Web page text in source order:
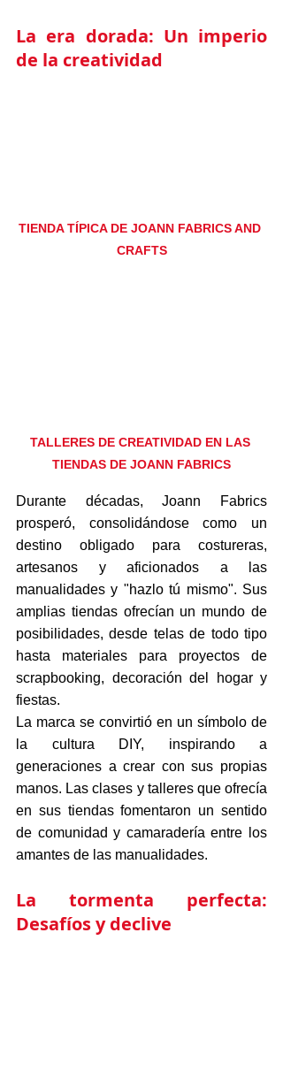
La era dorada: Un imperio
de la creatividad
TIENDA TÍPICA DE JOANN FABRICS AND
CRAFTS
TALLERES DE CREATIVIDAD EN LAS
TIENDAS DE JOANN FABRICS
Durante décadas, Joann Fabrics
prosperó, consolidándose como un
destino obligado para costureras,
artesanos y aficionados a las
manualidades y "hazlo tú mismo". Sus
amplias tiendas ofrecían un mundo de
posibilidades, desde telas de todo tipo
hasta materiales para proyectos de
scrapbooking, decoración del hogar y
fiestas.
La marca se convirtió en un símbolo de
la cultura DIY, inspirando a
generaciones a crear con sus propias
manos. Las clases y talleres que ofrecía
en sus tiendas fomentaron un sentido
de comunidad y camaradería entre los
amantes de las manualidades.
La tormenta perfecta:
Desafíos y declive